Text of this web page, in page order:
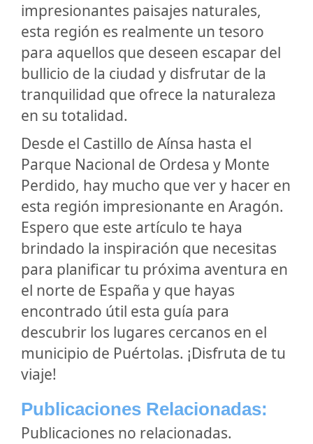
impresionantes paisajes naturales,
esta región es realmente un tesoro
para aquellos que deseen escapar del
bullicio de la ciudad y disfrutar de la
tranquilidad que ofrece la naturaleza
en su totalidad.
Desde el Castillo de Aínsa hasta el
Parque Nacional de Ordesa y Monte
Perdido, hay mucho que ver y hacer en
esta región impresionante en Aragón.
Espero que este artículo te haya
brindado la inspiración que necesitas
para planificar tu próxima aventura en
el norte de España y que hayas
encontrado útil esta guía para
descubrir los lugares cercanos en el
municipio de Puértolas. ¡Disfruta de tu
viaje!
Publicaciones Relacionadas:
Publicaciones no relacionadas.